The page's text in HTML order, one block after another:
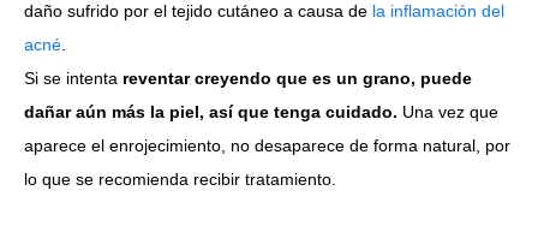
daño sufrido por el tejido cutáneo a causa de la inflamación del
acné
Si se intenta reventar creyendo que es un grano, puede
dañar aún más la piel, así que tenga cuidado. Una vez que
aparece el enrojecimiento, no desaparece de forma natural, por
lo que se recomienda recibir tratamiento.